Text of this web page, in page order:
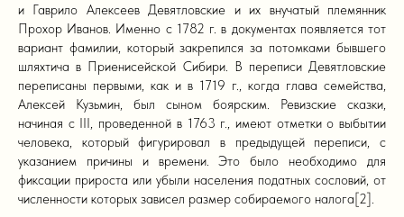
и Гаврило Алексеев Девятловские и их внучатый племянник
Прохор Иванов. Именно с 1782 г. в документах появляется тот
вариант фамилии, который закрепился за потомками бывшего
шляхтича в Приенисейской Сибири. В переписи Девятловские
переписаны первыми, как и в 1719 г., когда глава семейства,
Алексей Кузьмин, был сыном боярским. Ревизские сказки,
начиная с III, проведенной в 1763 г., имеют отметки о выбытии
человека, который фигурировал в предыдущей переписи, с
указанием причины и времени. Это было необходимо для
фиксации прироста или убыли населения податных сословий, от
численности которых зависел размер собираемого налога[2].